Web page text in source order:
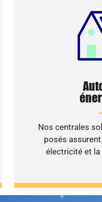
Nos centrales
posés
électricité et la